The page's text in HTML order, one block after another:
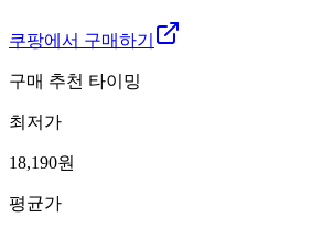
쿠팡에서 구매하기
구매 추천 타이밍
최저가
18,190원
평균가